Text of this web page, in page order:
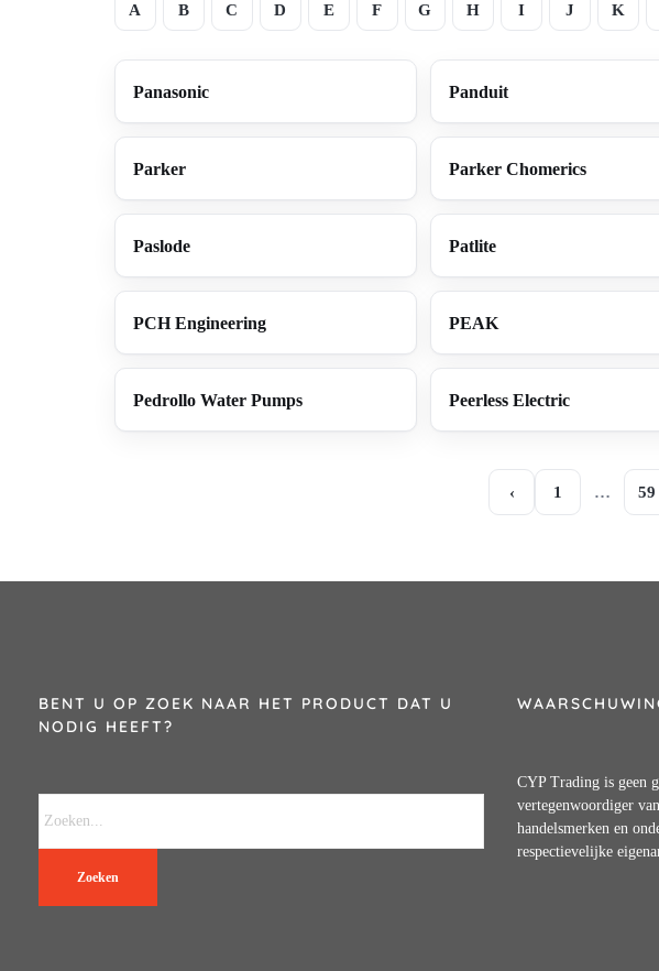
A B C D E F G H I J K
Panasonic Panduit
Parker Parker Chomerics
Paslode Patlite
PCH Engineering PEAK
Pedrollo Water Pumps Peerless Electric
‹ 1 … 59
BENT U OP ZOEK NAAR HET PRODUCT DAT U
NODIG HEEFT?
Zoeken
CYP Trading is geen
vertegenwoordiger
handelsmerken en
respectievelijke